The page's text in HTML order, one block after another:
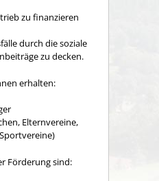
zu finanzieren
durch die soziale
zu decken.
erhalten:
Elternvereine,
Förderung sind: